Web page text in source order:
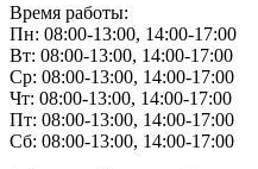
Время работы:
Пн: 08:00-13:00, 14:00-17:00
Вт: 08:00-13:00, 14:00-17:00
Ср: 08:00-13:00, 14:00-17:00
Чт: 08:00-13:00, 14:00-17:00
Пт: 08:00-13:00, 14:00-17:00
Сб: 08:00-13:00, 14:00-17:00